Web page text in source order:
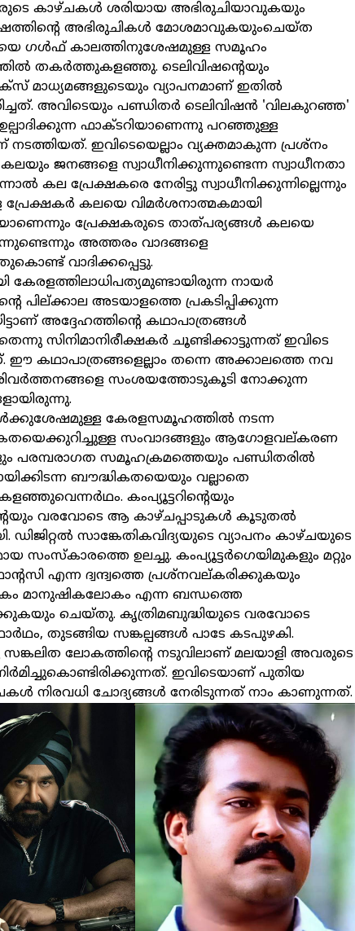
കാഴ്ചകൾ ശരിയായ അഭിരുചിയാവുകയും
അഭിരുചികൾ മോശമാവുകയുംചെയ്ത
ഗൾഫ് കാലത്തിനുശേഷമുള്ള സമൂഹം
തകർത്തുകളഞ്ഞു. ടെലിവിഷന്റെയും
മാധ്യമങ്ങളുടെയും വ്യാപനമാണ് ഇതിൽ
അവിടെയും പണ്ഡിതർ ടെലിവിഷൻ 'വിലകുറഞ്ഞ'
ഫാക്ടറിയാണെന്നു പറഞ്ഞുള്ള
നടത്തിയത്. ഇവിടെയെല്ലാം വ്യക്തമാകുന്ന പ്രശ്‌നം
കലയും ജനങ്ങളെ സ്വാധീനിക്കുന്നുണ്ടെന്ന സ്വാധീനതാ
കല പ്രേക്ഷകരെ നേരിട്ടു സ്വാധീനിക്കുന്നില്ലെന്നും
പ്രേക്ഷകർ കലയെ വിമർശനാത്മകമായി
പ്രേക്ഷകരുടെ താത്പര്യങ്ങൾ കലയെ
അത്തരം വാദങ്ങളെ
വാദിക്കപ്പെട്ടു.
കേരളത്തിലാധിപത്യമുണ്ടായിരുന്ന നായർ
പില്ക്കാല അടയാളത്തെ പ്രകടിപ്പിക്കുന്ന
അദ്ദേഹത്തിന്റെ കഥാപാത്രങ്ങൾ
സിനിമാനിരീക്ഷകർ ചൂണ്ടിക്കാട്ടുന്നത് ഇവിടെ
ഈ കഥാപാത്രങ്ങളെല്ലാം തന്നെ അക്കാലത്തെ നവ
സംശയത്തോടുകൂടി നോക്കുന്ന
കേരളസമൂഹത്തിൽ നടന്ന
സംവാദങ്ങളും ആഗോളവല്കരണ
പരമ്പരാഗത സമൂഹക്രമത്തെയും പണ്ഡിതരിൽ
ബൗദ്ധികതയെയും വല്ലാതെ
കംപ്യൂട്ടറിന്റെയും
വരവോടെ ആ കാഴ്ചപ്പാടുകൾ കൂടുതൽ
ഡിജിറ്റൽ സാങ്കേതികവിദ്യയുടെ വ്യാപനം കാഴ്ചയുടെ
സംസ്‌കാരത്തെ ഉലച്ചു. കംപ്യൂട്ടർഗെയിമുകളും മറ്റും
എന്ന ദ്വന്ദ്വത്തെ പ്രശ്‌നവല്കരിക്കുകയും
മാനുഷികലോകം എന്ന ബന്ധത്തെ
ചെയ്തു. കൃത്രിമബുദ്ധിയുടെ വരവോടെ
തുടങ്ങിയ സങ്കല്പങ്ങൾ പാടേ കടപുഴകി.
ലോകത്തിന്റെ നടുവിലാണ് മലയാളി അവരുടെ
ഇവിടെയാണ് പുതിയ
നിരവധി ചോദ്യങ്ങൾ നേരിടുന്നത് നാം കാണുന്നത്.